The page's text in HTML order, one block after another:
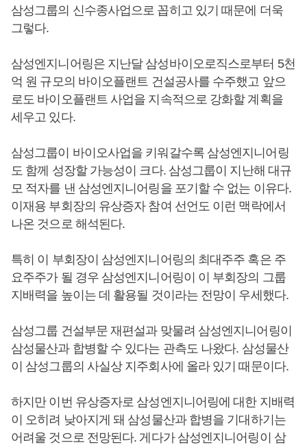
삼성그룹의 신수종사업으로 꼽히고 있기 때문에 더욱
그렇다.
삼성엔지니어링은 지난달 삼성바이오로직스로부터 5천
억 원 규모의 바이오플랜트 건설공사를 수주했고 앞으
로도 바이오플랜트 사업을 지속적으로 강화할 계획을
세우고 있다.
삼성그룹이 바이오사업을 키워갈수록 삼성엔지니어링
도 함께 성장할 가능성이 크다. 삼성그룹이 지난해 대규
모 적자를 낸 삼성엔지니어링을 포기할 수 없는 이유다.
이재용 부회장의 유상증자 참여 선언도 이런 맥락에서
나온 것으로 해석된다.
특히 이 부회장이 삼성엔지니어링의 최대주주 혹은 주
요주주가 될 경우 삼성엔지니어링이 이 부회장의 그룹
지배력을 높이는 데 활용될 것이라는 전망이 우세했다.
삼성그룹 건설부문 재편설과 맞물려 삼성엔지니어링이
삼성물산과 합병할 수 있다는 관측도 나왔다. 삼성물산
이 삼성그룹의 사실상 지주회사에 올라 있기 때문이다.
하지만 이번 유상증자로 삼성엔지니어링에 대한 지배력
이 오히려 낮아지게 돼 삼성물산과 합병을 기대하기는
어려울 것으로 전망된다. 게다가 삼성엔지니어링이 삼